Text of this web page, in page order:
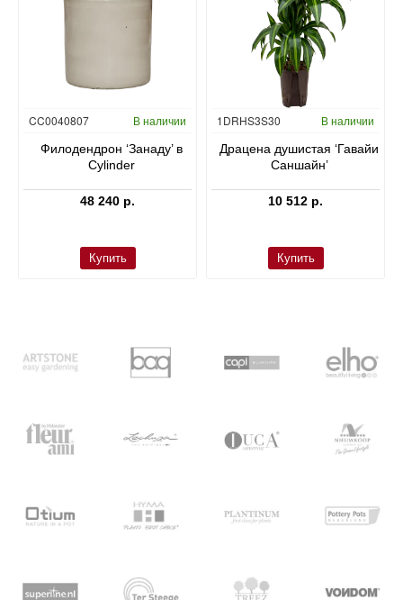
CC0040807 В наличии
Филодендрон ‘Занаду’ в
Cylinder
48 240 р.
Купить
Гидропоника
1DRHS3S30 В наличии
Драцена душистая ‘Гавайи
Саншайн’
10 512 р.
Купить